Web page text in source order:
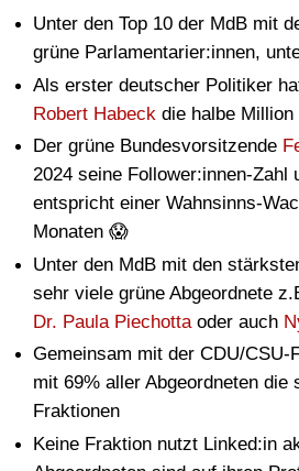
Unter den Top 10 der MdB mit
grüne Parlamentarier:innen,
Als erster deutscher Politiker
Robert Habeck die halbe
Der grüne Bundesvorsitzende
2024 seine Follower:innen-Zahl
entspricht einer Wahnsinns-
Monaten 😱
Unter den MdB mit den
sehr viele grüne Abgeordnete
Dr. Paula Piechottaoder auch
Gemeinsam mit der CDU/
mit 69% aller Abgeordneten
Fraktionen
Keine Fraktion nutzt Linked:in